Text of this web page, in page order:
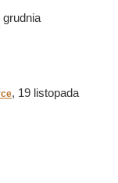
grudnia
, 19 listopada